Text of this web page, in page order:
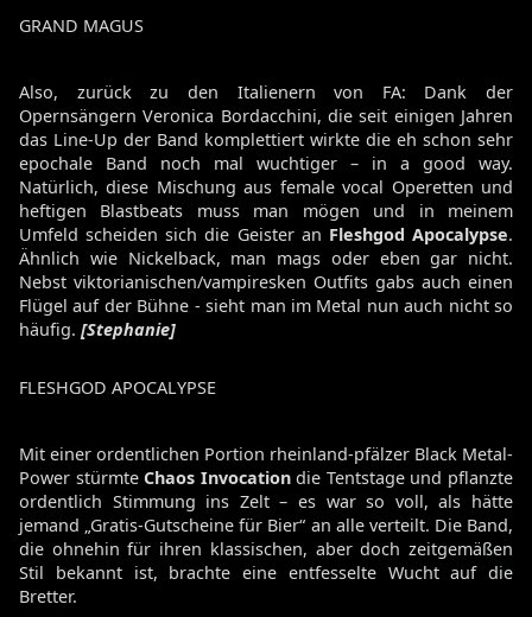
GRAND MAGUS
Also, zurück zu den Italienern von FA: Dank der
Opernsängern Veronica Bordacchini, die seit einigen Jahren
das Line-Up der Band komplettiert wirkte die eh schon sehr
epochale Band noch mal wuchtiger – in a good way.
Natürlich, diese Mischung aus female vocal Operetten und
heftigen Blastbeats muss man mögen und in meinem
Umfeld scheiden sich die Geister an Fleshgod Apocalypse.
Ähnlich wie Nickelback, man mags oder eben gar nicht.
Nebst viktorianischen/vampiresken Outfits gabs auch einen
Flügel auf der Bühne - sieht man im Metal nun auch nicht so
häufig. [Stephanie]
FLESHGOD APOCALYPSE
Mit einer ordentlichen Portion rheinland-pfälzer Black Metal-
Power stürmteChaos Invocationdie Tentstage und pflanzte
ordentlich Stimmung ins Zelt – es war so voll, als hätte
jemand „Gratis-Gutscheine für Bier“ an alle verteilt. Die Band,
die ohnehin für ihren klassischen, aber doch zeitgemäßen
Stil bekannt ist, brachte eine entfesselte Wucht auf die
Bretter.